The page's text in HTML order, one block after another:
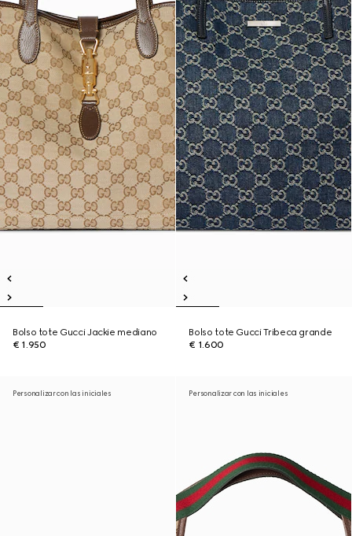
Bolso tote Gucci Jackie mediano
€ 1.950
Bolso tote Gucci Tribeca grande
€ 1.600
Personalizar con las iniciales Personalizar con las iniciales